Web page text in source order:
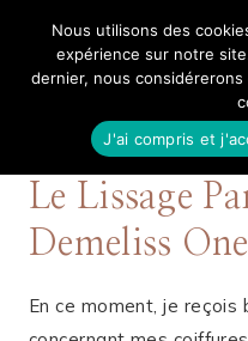
contenuMangue
20 NOVEMBRE 2019
Le Lissage
Demeliss
En ce moment, je
Nous utilisons des
expérience sur notre
dernier, nous
J'ai compris et